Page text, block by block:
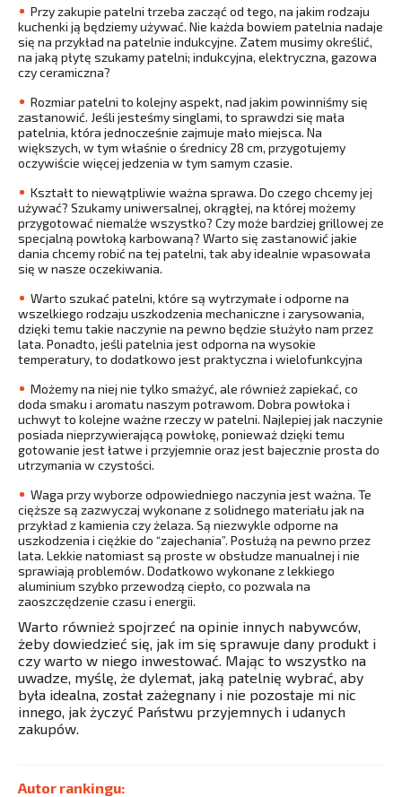
Przy zakupie patelni trzeba zacząć od tego, na jakim rodzaju
kuchenki ją będziemy używać. Nie każda bowiem patelnia nadaje
się na przykład na patelnie indukcyjne. Zatem musimy określić,
na jaką płytę szukamy patelni; indukcyjna, elektryczna, gazowa
czy ceramiczna?
Rozmiar patelni to kolejny aspekt, nad jakim powinniśmy się
zastanowić. Jeśli jesteśmy singlami, to sprawdzi się mała
patelnia, która jednocześnie zajmuje mało miejsca. Na
większych, w tym właśnie o średnicy 28 cm, przygotujemy
oczywiście więcej jedzenia w tym samym czasie.
Kształt to niewątpliwie ważna sprawa. Do czego chcemy jej
używać? Szukamy uniwersalnej, okrągłej, na której możemy
przygotować niemalże wszystko? Czy może bardziej grillowej ze
specjalną powłoką karbowaną? Warto się zastanowić jakie
dania chcemy robić na tej patelni, tak aby idealnie wpasowała
się w nasze oczekiwania.
Warto szukać patelni, które są wytrzymałe i odporne na
wszelkiego rodzaju uszkodzenia mechaniczne i zarysowania,
dzięki temu takie naczynie na pewno będzie służyło nam przez
lata. Ponadto, jeśli patelnia jest odporna na wysokie
temperatury, to dodatkowo jest praktyczna i wielofunkcyjna
Możemy na niej nie tylko smażyć, ale również zapiekać, co
doda smaku i aromatu naszym potrawom. Dobra powłoka i
uchwyt to kolejne ważne rzeczy w patelni. Najlepiej jak naczynie
posiada nieprzywierającą powłokę, ponieważ dzięki temu
gotowanie jest łatwe i przyjemnie oraz jest bajecznie prosta do
utrzymania w czystości.
Waga przy wyborze odpowiedniego naczynia jest ważna. Te
cięższe są zazwyczaj wykonane z solidnego materiału jak na
przykład z kamienia czy żelaza. Są niezwykle odporne na
uszkodzenia i ciężkie do “zajechania”. Posłużą na pewno przez
lata. Lekkie natomiast są proste w obsłudze manualnej i nie
sprawiają problemów. Dodatkowo wykonane z lekkiego
aluminium szybko przewodzą ciepło, co pozwala na
zaoszczędzenie czasu i energii.
Warto również spojrzeć na opinie innych nabywców,
żeby dowiedzieć się, jak im się sprawuje dany produkt i
czy warto w niego inwestować. Mając to wszystko na
uwadze, myślę, że dylemat, jaką patelnię wybrać, aby
była idealna, został zażegnany i nie pozostaje mi nic
innego, jak życzyć Państwu przyjemnych i udanych
zakupów.
Autor rankingu: